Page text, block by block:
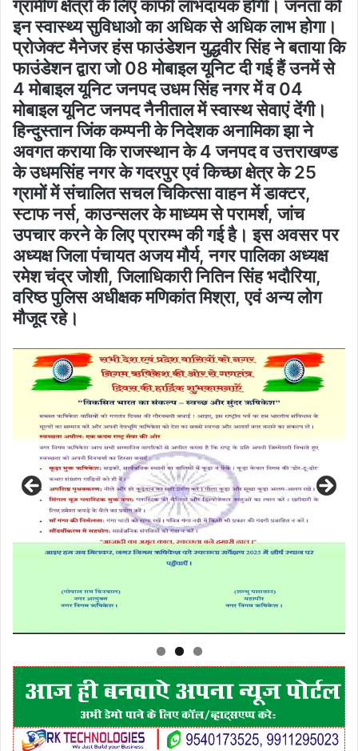
ग्रामीण क्षेत्रों के लिए काफी लाभदायक होगी। जनता को
इन स्वास्थ्य सुविधाओ का अधिक से अधिक लाभ होगा।
प्रोजेक्ट मैनेजर हंस फाउंडेशन युद्धवीर सिंह ने बताया कि
फाउंडेशन द्वारा जो 08 मोबाइल यूनिट दी गई हैं उनमें से
4 मोबाइल यूनिट जनपद उधम सिंह नगर में व 04
मोबाइल यूनिट जनपद नैनीताल में स्वास्थ सेवाएं देंगी।
हिन्दुस्तान जिंक कम्पनी के निदेशक अनामिका झा ने
अवगत कराया कि राजस्थान के 4 जनपद व उत्तराखण्ड
के उधमसिंह नगर के गदरपुर एवं किच्छा क्षेत्र के 25
ग्रामों में संचालित सचल चिकित्सा वाहन में डाक्टर,
स्टाफ नर्स, काउन्सलर के माध्यम से परामर्श, जांच
उपचार करने के लिए प्रारम्भ की गई है। इस अवसर पर
अध्यक्ष जिला पंचायत अजय मौर्य, नगर पालिका अध्यक्ष
रमेश चंद्र जोशी, जिलाधिकारी नितिन सिंह भदौरिया,
वरिष्ठ पुलिस अधीक्षक मणिकांत मिश्रा, एवं अन्य लोग
मौजूद रहे।